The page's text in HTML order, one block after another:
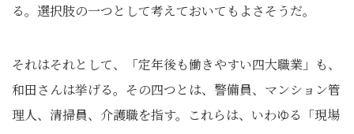
る。選択肢の一つとして考えておいてもよさそうだ。
それはそれとして、「定年後も働きやすい四大職業」も、
和田さんは挙げる。その四つとは、警備員、マンション管
理人、清掃員、介護職を指す。これらは、いわゆる「現場